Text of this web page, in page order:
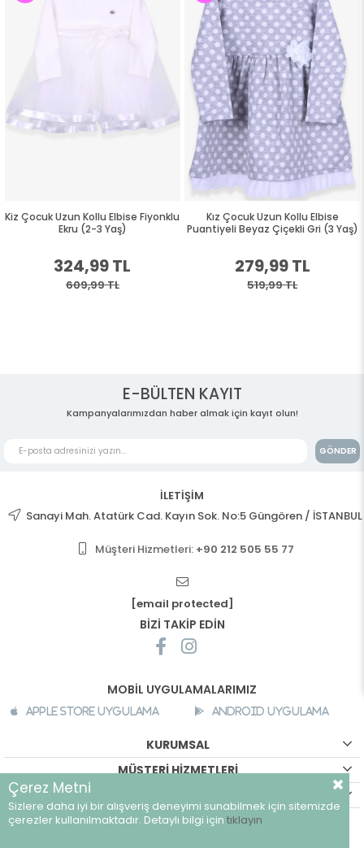
Kiz Çocuk Uzun Kollu Elbise Fiyonklu
Ekru (2-3 Yaş)
324,99 TL
609,99 TL
Kız Çocuk Uzun Kollu Elbise
Puantiyeli Beyaz Çiçekli Gri (3 Yaş)
279,99 TL
519,99 TL
E-BÜLTEN KAYIT
Kampanyalarımızdan haber almak için kayıt olun!
GÖNDER
İLETİŞİM
Sanayi Mah. Atatürk Cad. Kayın Sok. No:5 Güngören / İSTANBUL
Müşteri Hizmetleri: +90 212 505 55 77
[email protected]
BİZİ TAKİP EDİN
MOBİL UYGULAMALARIMIZ
Apple Store Uygulama Android Uygulama
KURUMSAL
MÜŞTERİ HİZMETLERİ
©breeze.com.tr - Tüm hakları saklıdır.
Çerez Metni
Sizlere daha iyi bir alışveriş deneyimi sunabilmek için sitemizde
çerezler kullanılmaktadır. Detaylı bilgi için tıklayın